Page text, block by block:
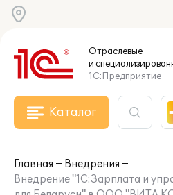
Отраслевые
и
1С:Предприятие
Каталог
Главная
Внедрения
Внедрение "1С:Зарплата и